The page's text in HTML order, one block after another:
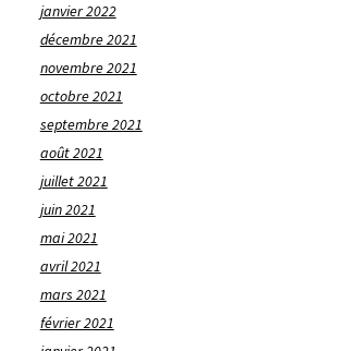
janvier 2022
décembre 2021
novembre 2021
octobre 2021
septembre 2021
août 2021
juillet 2021
juin 2021
mai 2021
avril 2021
mars 2021
février 2021